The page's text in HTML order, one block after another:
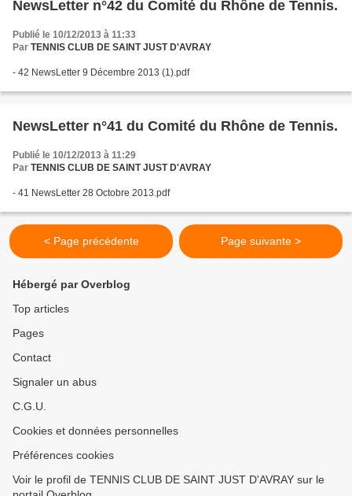
NewsLetter n°42 du Comité du Rhône de Tennis.
Publié le 10/12/2013 à 11:33
Par TENNIS CLUB DE SAINT JUST D'AVRAY
- 42 NewsLetter 9 Décembre 2013 (1).pdf
NewsLetter n°41 du Comité du Rhône de Tennis.
Publié le 10/12/2013 à 11:29
Par TENNIS CLUB DE SAINT JUST D'AVRAY
- 41 NewsLetter 28 Octobre 2013.pdf
< Page précédente Page suivante >
Hébergé par Overblog
Top articles
Pages
Contact
Signaler un abus
C.G.U.
Cookies et données personnelles
Préférences cookies
Voir le profil de TENNIS CLUB DE SAINT JUST D'AVRAY sur le